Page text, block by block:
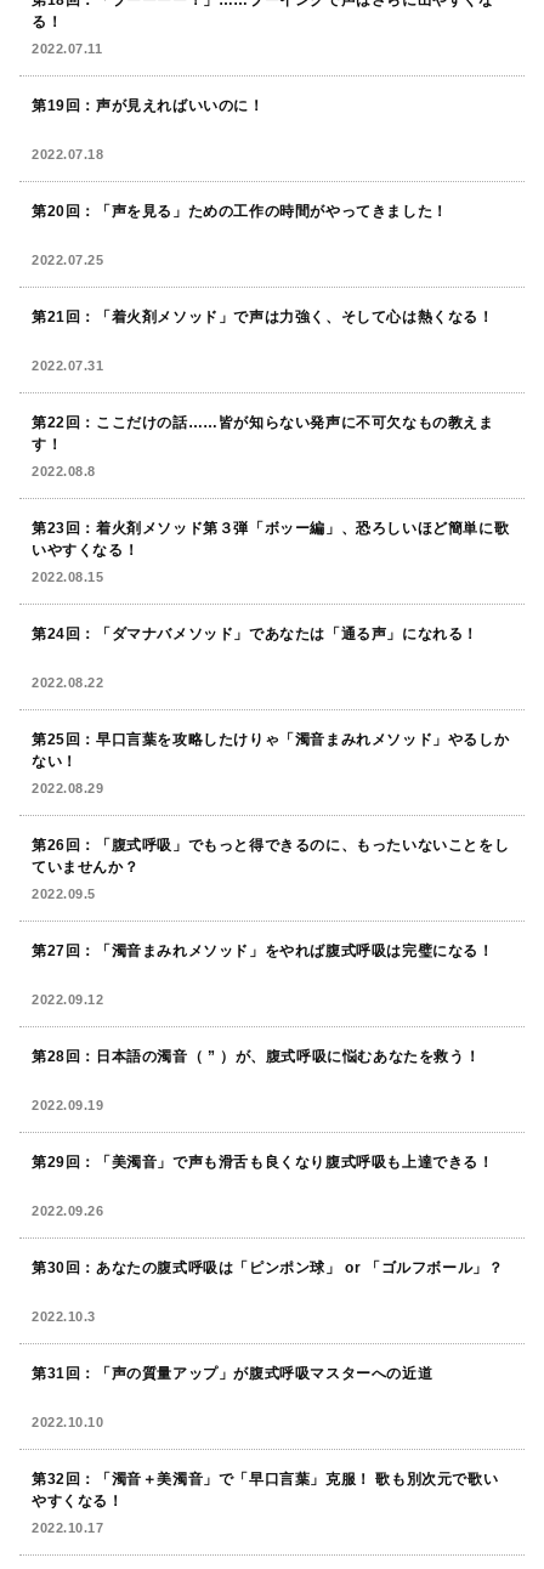
る！
2022.07.11
第19回：声が見えればいいのに！
2022.07.18
第20回：「声を見る」ための工作の時間がやってきました！
2022.07.25
第21回：「着火剤メソッド」で声は力強く、そして心は熱くなる！
2022.07.31
第22回：ここだけの話……皆が知らない発声に不可欠なもの教えま
す！
2022.08.8
第23回：着火剤メソッド第３弾「ボッー編」、恐ろしいほど簡単に歌
いやすくなる！
2022.08.15
第24回：「ダマナバメソッド」であなたは「通る声」になれる！
2022.08.22
第25回：早口言葉を攻略したけりゃ「濁音まみれメソッド」やるしか
ない！
2022.08.29
第26回：「腹式呼吸」でもっと得できるのに、もったいないことをし
ていませんか？
2022.09.5
第27回：「濁音まみれメソッド」をやれば腹式呼吸は完璧になる！
2022.09.12
第28回：日本語の濁音（ ” ）が、腹式呼吸に悩むあなたを救う！
2022.09.19
第29回：「美濁音」で声も滑舌も良くなり腹式呼吸も上達できる！
2022.09.26
第30回：あなたの腹式呼吸は「ピンポン球」 or 「ゴルフボール」？
2022.10.3
第31回：「声の質量アップ」が腹式呼吸マスターへの近道
2022.10.10
第32回：「濁音＋美濁音」で「早口言葉」克服！ 歌も別次元で歌い
やすくなる！
2022.10.17